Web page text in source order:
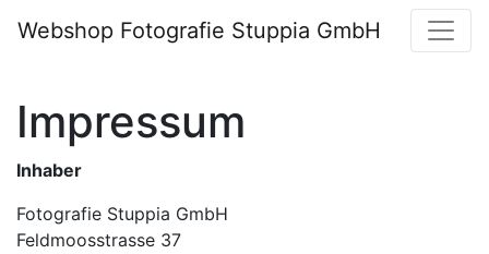
Webshop Fotografie Stuppia GmbH
Impressum
Inhaber
Fotografie Stuppia GmbH
Feldmoosstrasse 37